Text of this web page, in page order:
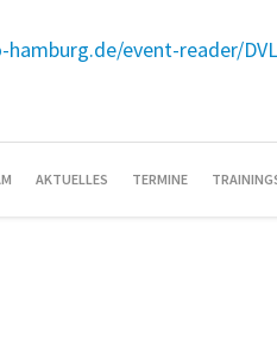
event-reader/
AKTUELLES TERMINE